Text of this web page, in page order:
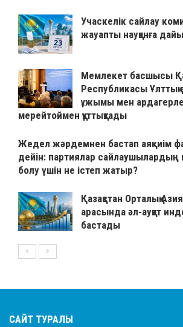
Учаскелік сайлау
жауапты науқанға
Мемлекет басшысы
Республикасы Ұлттық
ұжымы мен
мерейтоймен құттықтады
Жедел жәрдемнен бастап аяқкиім
дейін: партиялар сайлаушылардың
болу үшін не істеп жатыр?
Қазақстан Орталық
арасында әл-ауқат
бастады
САЙТ ТУРАЛЫ